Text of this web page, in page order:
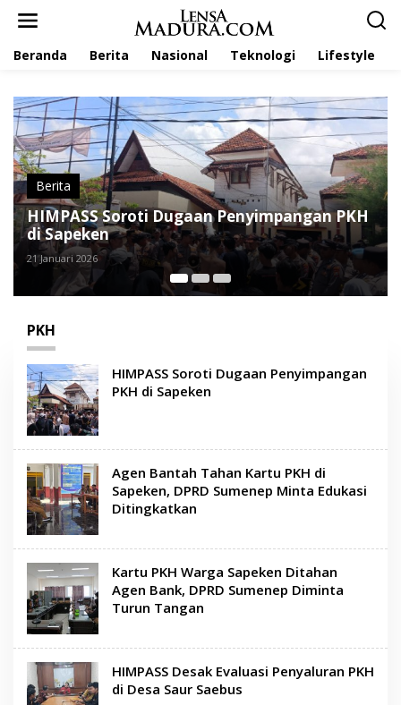
Beranda Berita Nasional Teknologi Lifestyle
Berita
Agen Bantah Tahan Kartu PKH di Sapeken,
DPRD Sumenep Minta Edukasi Ditingkatkan
12 September 2025
PKH
HIMPASS Soroti Dugaan Penyimpangan
PKH di Sapeken
Agen Bantah Tahan Kartu PKH di
Sapeken, DPRD Sumenep Minta Edukasi
Ditingkatkan
Kartu PKH Warga Sapeken Ditahan
Agen Bank, DPRD Sumenep Diminta
Turun Tangan
HIMPASS Desak Evaluasi Penyaluran PKH
di Desa Saur Saebus